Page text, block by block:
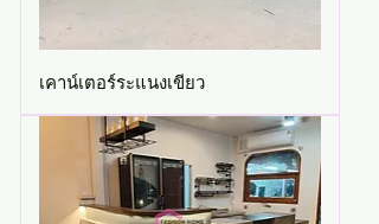
เคาน์เตอร์ระแนงเขียว